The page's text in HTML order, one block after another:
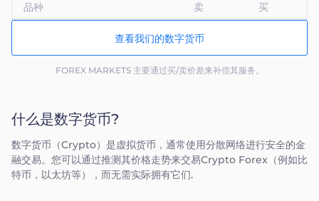
什么是数字货币?
数字货币（Crypto）是虚拟货币，通常使用分散网络进行安全的金
融交易。您可以通过推测其价格走势来交易Crypto Forex（例如比
特币，以太坊等），而无需实际拥有它们.
品种 卖 买
查看我们的数字货币
FOREX MARKETS 主要通过买/卖价差来补偿其服务。